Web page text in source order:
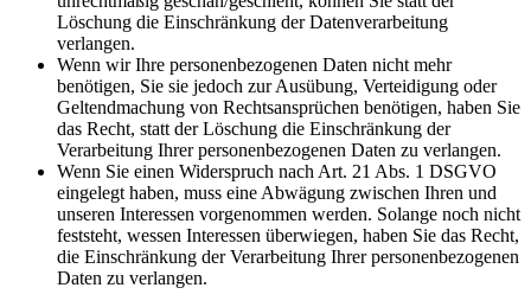
Löschung die Einschränkung der Datenverarbeitung
verlangen.
Wenn wir Ihre personenbezogenen Daten nicht mehr
benötigen, Sie sie jedoch zur Ausübung, Verteidigung oder
Geltendmachung von Rechtsansprüchen benötigen, haben Sie
das Recht, statt der Löschung die Einschränkung der
Verarbeitung Ihrer personenbezogenen Daten zu verlangen.
Wenn Sie einen Widerspruch nach Art. 21 Abs. 1 DSGVO
eingelegt haben, muss eine Abwägung zwischen Ihren und
unseren Interessen vorgenommen werden. Solange noch nicht
feststeht, wessen Interessen überwiegen, haben Sie das Recht,
die Einschränkung der Verarbeitung Ihrer personenbezogenen
Daten zu verlangen.